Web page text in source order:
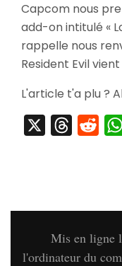
Evil
5
Lost
of
Sur
le
Ps
Capcom nous
add-on intitulé «
rappelle nous
Resident Evil
L'article t'a plu ?
Threads
Mis en ligne
l'ordinateur du